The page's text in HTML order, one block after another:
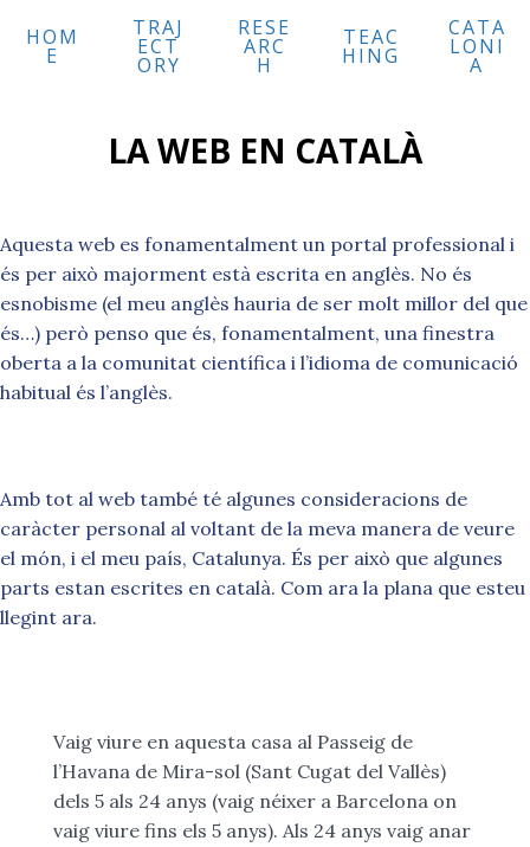
HOM
E
TRAJ
ECT
ORY
RESE
ARC
H
TEAC
HING
CATA
LONI
A
LA WEB EN CATALÀ
Aquesta web es fonamentalment un portal professional i
és per això majorment està escrita en anglès. No és
esnobisme (el meu anglès hauria de ser molt millor del que
és…) però penso que és, fonamentalment, una finestra
oberta a la comunitat científica i l’idioma de comunicació
habitual és l’anglès.
Amb tot al web també té algunes consideracions de
caràcter personal al voltant de la meva manera de veure
el món, i el meu país, Catalunya. És per això que algunes
parts estan escrites en català. Com ara la plana que esteu
llegint ara.
Vaig viure en aquesta casa al Passeig de
l’Havana de Mira-sol (Sant Cugat del Vallès)
dels 5 als 24 anys (vaig néixer a Barcelona on
vaig viure fins els 5 anys). Als 24 anys vaig anar